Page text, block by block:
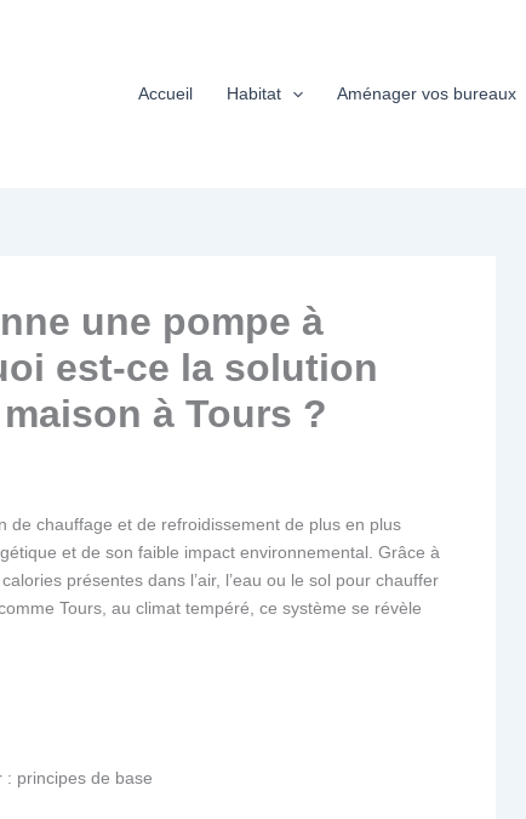
Accueil
Habitat Aménager vos bureaux
une pompe à
est-ce la solution
à Tours ?
de chauffage et de refroidissement de plus en plus
et de son faible impact environnemental. Grâce à
présentes dans l’air, l’eau ou le sol pour chauffer
Tours, au climat tempéré, ce système se révèle
: principes de base